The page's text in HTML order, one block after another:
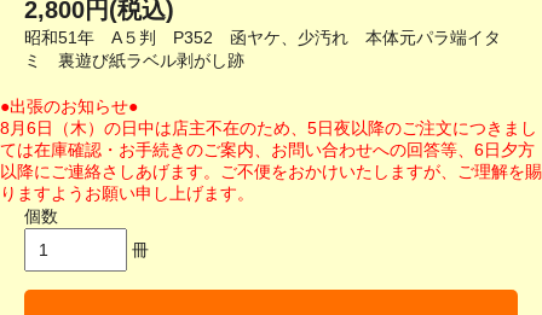
2,800円(税込)
昭和51年 A５判 P352 函ヤケ、少汚れ 本体元パラ端イタ
ミ 裏遊び紙ラベル剥がし跡
●出張のお知らせ●
8月6日（木）の日中は店主不在のため、5日夜以降のご注文につきまし
ては在庫確認・お手続きのご案内、お問い合わせへの回答等、6日夕方
以降にご連絡さしあげます。ご不便をおかけいたしますが、ご理解を賜
りますようお願い申し上げます。
個数
冊